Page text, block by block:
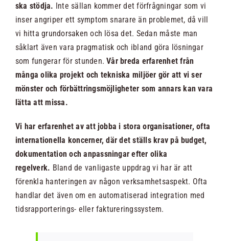
ska stödja. Inte sällan kommer det förfrågningar som vi
inser angriper ett symptom snarare än problemet, då vill
vi hitta grundorsaken och lösa det. Sedan måste man
såklart även vara pragmatisk och ibland göra lösningar
som fungerar för stunden.Vår breda erfarenhet från
många olika projekt och tekniska miljöer gör att vi ser
mönster och förbättringsmöjligheter som annars kan vara
lätta att missa.
Vi har erfarenhet av att jobba i stora organisationer, ofta
internationella koncerner, där det ställs krav på budget,
dokumentation och anpassningar efter olika
regelverk. Bland de vanligaste uppdrag vi har är att
förenkla hanteringen av någon verksamhetsaspekt. Ofta
handlar det även om en automatiserad integration med
tidsrapporterings- eller faktureringssystem.